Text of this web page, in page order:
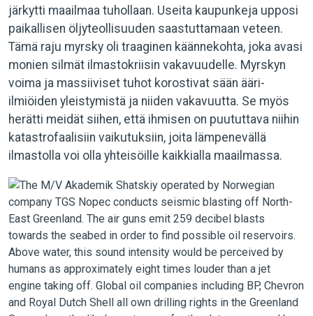
järkytti maailmaa tuhollaan. Useita kaupunkeja upposi
paikallisen öljyteollisuuden saastuttamaan veteen.
Tämä raju myrsky oli traaginen käännekohta, joka avasi
monien silmät ilmastokriisin vakavuudelle. Myrskyn
voima ja massiiviset tuhot korostivat sään ääri-
ilmiöiden yleistymistä ja niiden vakavuutta. Se myös
herätti meidät siihen, että ihmisen on puututtava niihin
katastrofaalisiin vaikutuksiin, joita lämpenevällä
ilmastolla voi olla yhteisöille kaikkialla maailmassa.